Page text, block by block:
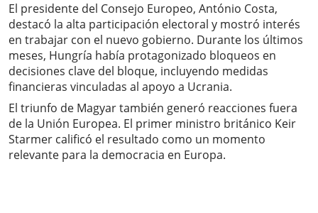
El presidente del Consejo Europeo, António Costa,
destacó la alta participación electoral y mostró interés
en trabajar con el nuevo gobierno. Durante los últimos
meses, Hungría había protagonizado bloqueos en
decisiones clave del bloque, incluyendo medidas
financieras vinculadas al apoyo a Ucrania.
El triunfo de Magyar también generó reacciones fuera
de la Unión Europea. El primer ministro británico Keir
Starmer calificó el resultado como un momento
relevante para la democracia en Europa.